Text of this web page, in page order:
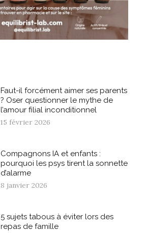
Faut-il forcément aimer ses parents
? Oser questionner le mythe de
l’amour filial inconditionnel
15 février 2026
Compagnons IA et enfants :
pourquoi les psys tirent la sonnette
d’alarme
8 janvier 2026
5 sujets tabous à éviter lors des
repas de famille